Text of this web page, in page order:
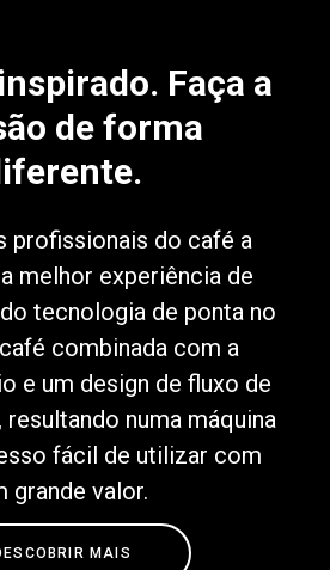
Faça a
de forma
profissionais do café a
melhor experiência de
tecnologia de ponta no
combinada com a
e um design de fluxo de
numa máquina
fácil de utilizar com
grande valor.
MAIS